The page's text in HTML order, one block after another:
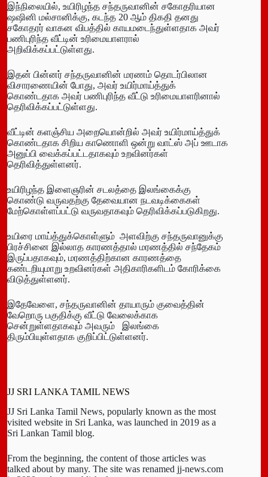
இந்நிலையில், உயிரிழந்த சந்தருவானின் சகோதரியான
ஷஷினி மல்சானிக்கு, கடந்த 20 ஆம் திகதி தனது
சகோதரர் வாகன விபத்தில் காயமடைந்துள்ளதாக அவர்
பணிபுரிந்த வீட்டின் உரிமையாளரால்
அறிவிக்கப்பட்டுள்ளது.
இதன் பின்னர் சந்தருவானின் மரணம் தொடர்பிலான
விசாரணையின் போது, ​​அவர் உயிர்மாய்த்துக்
கொண்டதாக அவர் பணிபுரிந்த வீட்டு உரிமையாளரினால்
தெரிவிக்கப்பட்டுள்ளது.
வீட்டின் களஞ்சிய அறையொன்றில் அவர் உயிர்மாய்த்துக்
கொண்டதாக சிறிய காணொளி ஒன்று வாட்ஸ் அப் ஊடாக
அனுப்பி வைக்கப்பட்டதாகவும் உறவினர்கள்
தெரிவித்துள்ளனர்.
உயிரிழந்த இளைஞரின் சடலத்தை இலங்கைக்கு
கொண்டு வருவதற்கு தேவையான நடவடிக்கைகள்
மேற்கொள்ளப்பட்டு வருவதாகவும் தெரிவிக்கப்படுகிறது.
உயிரை மாய்த்துக்கொள்ளும் அளவிற்கு சந்தருவானுக்கு
பிரச்சினை இல்லாத காரணத்தால் மரணத்தில் சந்தேகம்
இருப்பதாகவும், மரணத்திற்கான காரணத்தை
கண்டறியுமாறு உறவினர்கள் அதிகாரிகளிடம் கோரிக்கை
விடுத்துள்ளனர்.
இதேவேளை, சந்தருவானின் தாயாரும் குவைத்தின்
வேறொரு பகுதிக்கு வீட்டு வேலைக்காக
சென்றுள்ளதாகவும் அவரும் இலங்கை
திரும்பியுள்ளதாக குறிப்பிட்டுள்ளனர்.
JJ SRI LANKA TAMIL NEWS
JJ Sri Lanka Tamil News, popularly known as the most
visited website in Sri Lanka, was launched in 2019 as a
Sri Lankan Tamil blog.
From the beginning, the content of those articles was
talked about by many. The site was renamed jj-news.com